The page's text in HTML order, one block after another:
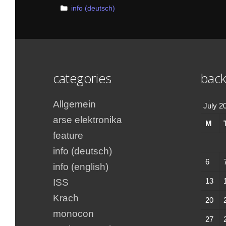
Categories
info (deutsch)
categories
Allgemein
arse elektronika
feature
info (deutsch)
info (english)
ISS
Krach
monocon
July
M
6
13
20
27